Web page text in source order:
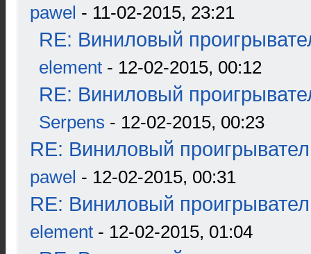
pawel - 11-02-2015, 23:21
RE: Виниловый
element - 12-02-2015, 00:12
RE: Виниловый
Serpens - 12-02-2015, 00:23
RE: Виниловый
pawel - 12-02-2015, 00:31
RE: Виниловый
element - 12-02-2015, 01:04